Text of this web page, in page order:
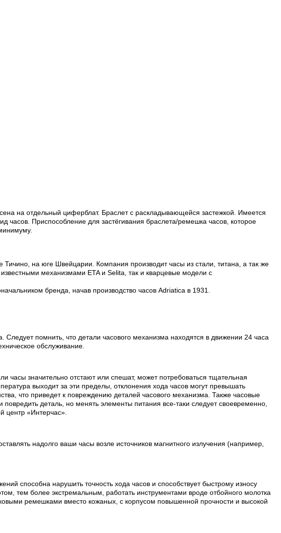
на отдельный циферблат. Браслет с раскладывающейся застежкой. Имеется
часов. Приспособление для застёгивания браслета/ремешка часов, которое
на юге Швейцарии. Компания производит часы из стали, титана, а так же
механизмами ETA и Selita, так и кварцевые модели с
бренда, начав производство часов Adriatica в 1931.
помнить, что детали часового механизма находятся в движении 24 часа
обслуживание.
часы значительно отстают или спешат, может потребоваться тщательная
выходит за эти пределы, отклонения хода часов могут превышать
что приведет к повреждению деталей часового механизма. Также часовые
деталь, но менять элементы питания все-таки следует своевременно,
центр «Интерчас».
надолго ваши часы возле источников магнитного излучения (например,
способна нарушить точность хода часов и способствует быстрому износу
тем более экстремальным, работать инструментами вроде отбойного молотка
ремешками вместо кожаных, с корпусом повышенной прочности и высокой